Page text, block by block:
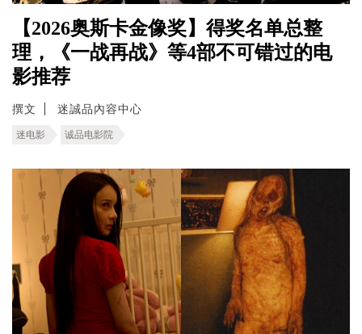
【2026奥斯卡金像奖】得奖名单总整
理，《一战再战》等4部不可错过的电
影推荐
撰文 迷誠品內容中心
迷电影 诚品电影院